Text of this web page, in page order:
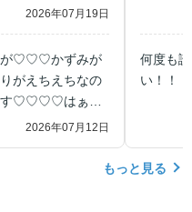
2026年07月19日
が♡♡♡かずみが
がえちえちなの
す♡♡♡♡はぁ最
2026年07月12日
何度も
い！！！
もっと見る